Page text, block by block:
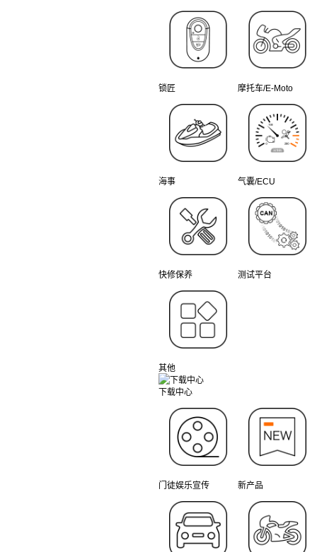
锁匠 摩托车/E-Moto
海事 气囊/ECU
快修保养 测试平台
其他
下载中心
门徒娱乐宣传 新产品